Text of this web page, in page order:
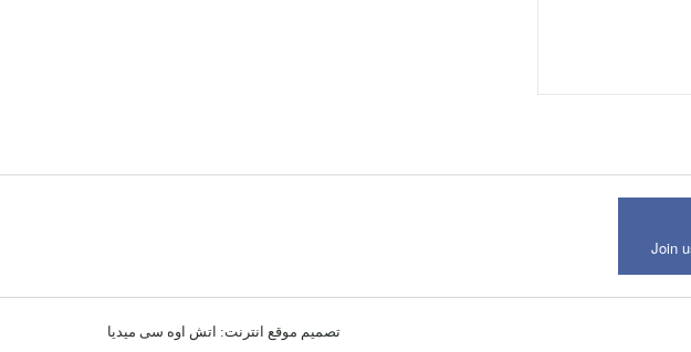
Join
تصميم موقع انترنت: اتش اوه سى ميديا